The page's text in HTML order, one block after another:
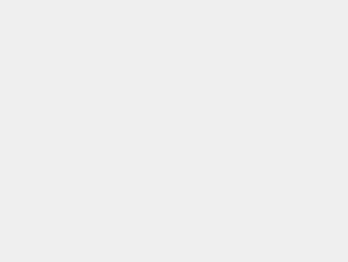
murakumo rensouhou - чан shikinami сираюки